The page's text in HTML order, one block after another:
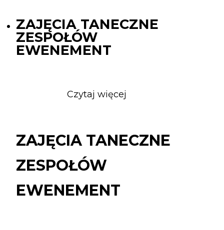
ZAJĘCIA TANECZNE
ZESPOŁÓW
EWENEMENT
Czytaj więcej
ZESPOŁÓW
EWENEMENT
ZAJĘCIA TANECZNE
ZESPOŁÓW
EWENEMENT